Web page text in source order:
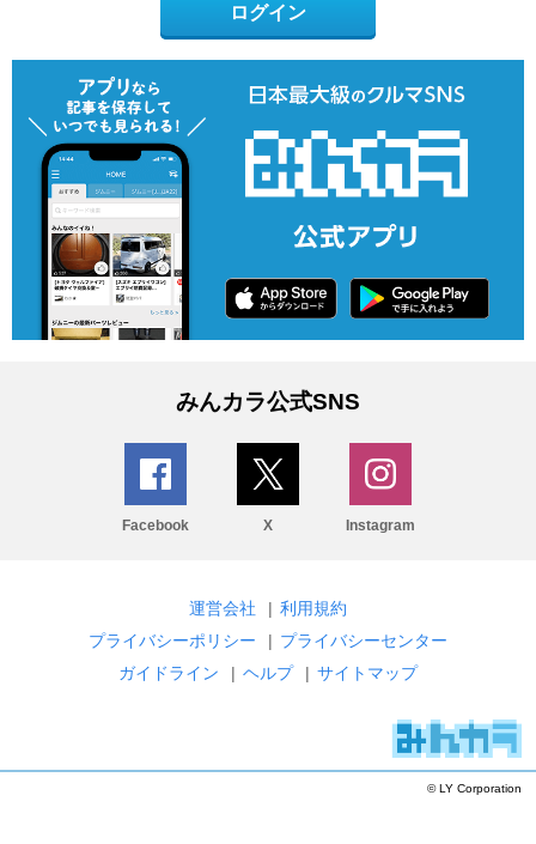
ログイン
みんカラ公式SNS
Facebook X Instagram
運営会社 | 利用規約
プライバシーポリシー
| プライバシーセンター
ガイドライン
| ヘルプ | サイトマップ
© LY Corporation